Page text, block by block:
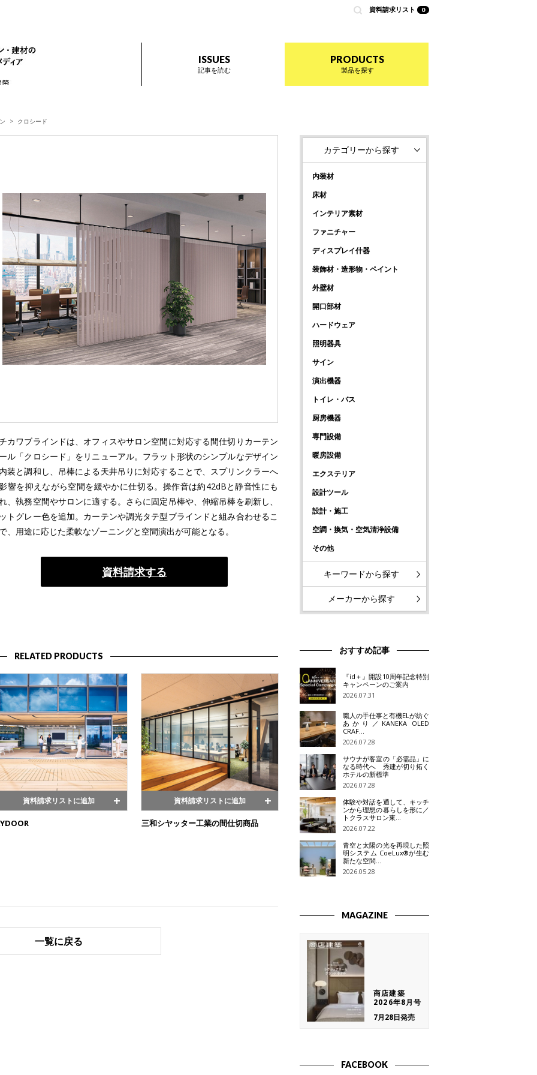
資料請求リスト 0
ISSUES
記事を読む
PRODUCTS
製品を探す
クロシード
カワブラインドは、オフィスやサロン空間に対応する間仕切りカーテン
ル「クロシード」をリニューアル。フラット形状のシンプルなデザイン
装と調和し、吊棒による天井吊りに対応することで、スプリンクラーへ
響を抑えながら空間を緩やかに仕切る。操作音は約42dBと静音性にも
、執務空間やサロンに適する。さらに固定吊棒や、伸縮吊棒を刷新し、
トグレー色を追加。カーテンや調光タテ型ブラインドと組み合わせるこ
、用途に応じた柔軟なゾーニングと空間演出が可能となる。
資料請求する
RELATED PRODUCTS
資料請求リストに追加 資料請求リストに追加
三和シヤッター工業の間仕切商品
一覧に戻る
カテゴリーから探す
内装材
床材
インテリア素材
ファニチャー
ディスプレイ什器
装飾材・造形物・ペイント
外壁材
開口部材
ハードウェア
照明器具
サイン
演出機器
トイレ・バス
厨房機器
専門設備
暖房設備
エクステリア
設計ツール
設計・施工
空調・換気・空気清浄設備
その他
キーワードから探す
メーカーから探す
おすすめ記事
『id＋』開設10周年記念特別
キャンペーンのご案内
2026.07.31
職人の手仕事と有機ELが紡ぐ
あかり／KANEKA OLED
CRAF…
2026.07.28
サウナが客室の「必需品」に
なる時代へ 秀建が切り拓く
ホテルの新標準
2026.07.28
体験や対話を通して、キッチ
ンから理想の暮らしを形に／
トクラスサロン東…
2026.07.22
青空と太陽の光を再現した照
明システム CoeLux®が生む
新たな空間…
2026.05.28
MAGAZINE
商店建築
2026年8月号
7月28日発売
FACEBOOK